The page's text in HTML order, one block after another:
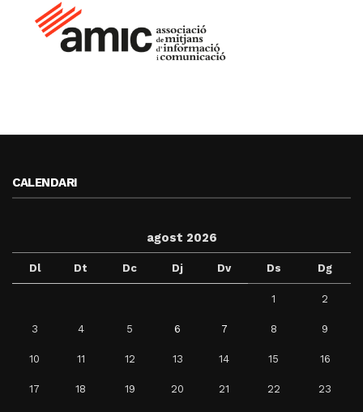
CALENDARI
agost 2026
Dl Dt Dc Dj Dv Ds Dg
1 2
3 4 5 6 7 8 9
10 11 12 13 14 15 16
17 18 19 20 21 22 23